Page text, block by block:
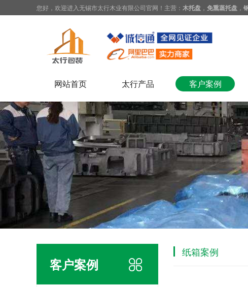
您好，欢迎进入无锡市太行木业有限公司官网！主营： 木托盘 ， 免熏蒸托盘 ，
网站首页 太行产品 客户案例
客户案例
纸箱案例